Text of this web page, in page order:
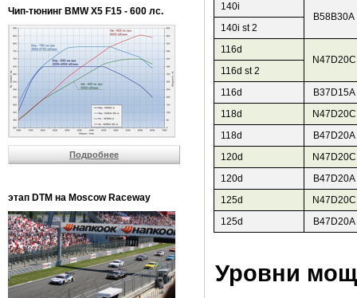
Чип-тюнинг BMW Х5 F15 - 600 лс.
Подробнее
этап DTM на Moscow Raceway
140i
B58B30A
140i st 2
116d
N47D20C
116d st 2
116d
B37D15A
118d
N47D20C
118d
B47D20A
120d
N47D20C
120d
B47D20A
125d
N47D20C
125d
B47D20A
Уровни